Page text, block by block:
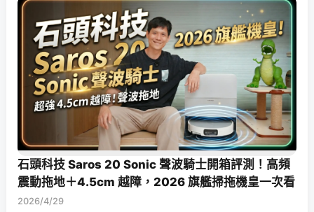
石頭科技 Saros 20 Sonic 聲波騎士開箱評測！高頻
震動拖地＋4.5cm 越障，2026 旗艦掃拖機皇一次看
2026/4/29